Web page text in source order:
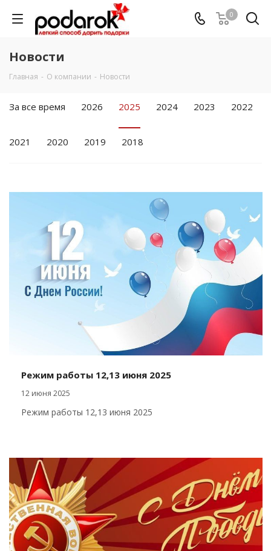
0
Новости
Главная - О компании - Новости
За все время 2026 2025 2024 2023 2022
2021 2020 2019 2018
Режим работы 12,13 июня 2025
12 июня 2025
Режим работы 12,13 июня 2025